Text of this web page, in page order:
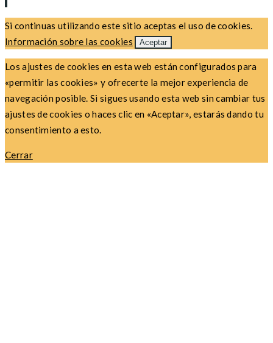
Si continuas utilizando este sitio aceptas el uso de cookies.
Información sobre las cookies
Aceptar
Los ajustes de cookies en esta web están configurados para
«permitir las cookies» y ofrecerte la mejor experiencia de
navegación posible. Si sigues usando esta web sin cambiar tus
ajustes de cookies o haces clic en «Aceptar», estarás dando tu
consentimiento a esto.
Cerrar